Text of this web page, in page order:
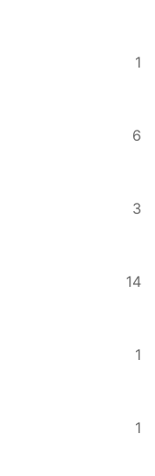
1
6
3
14
1
1